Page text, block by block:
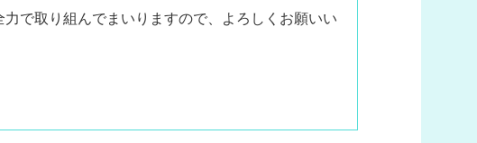
で取り組んでまいりますので、よろしくお願いい